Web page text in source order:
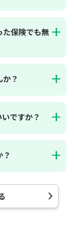
た保険でも無
？
ですか？